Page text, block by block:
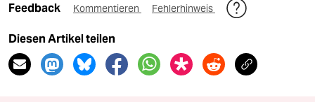
Feedback Kommentieren Fehlerhinweis
Diesen Artikel teilen